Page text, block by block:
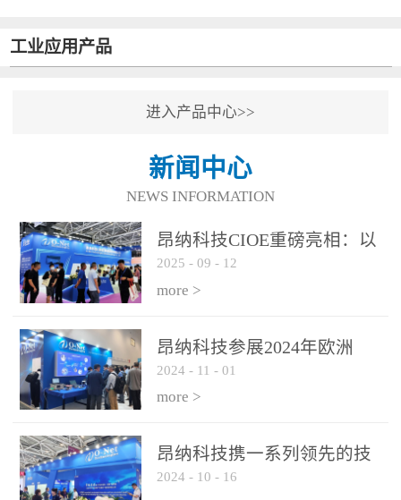
工业应用产品
进入产品中心>>
新闻中心
NEWS INFORMATION
昂纳科技CIOE重磅亮相：以
光通信创新引擎，驱动AI与
算力互联新时代
2025 - 09 - 12
more >
昂纳科技参展2024年欧洲
ECOC展会
2024 - 11 - 01
more >
昂纳科技携一系列领先的技
术平台和优秀产品参展2024
2024 - 10 - 16